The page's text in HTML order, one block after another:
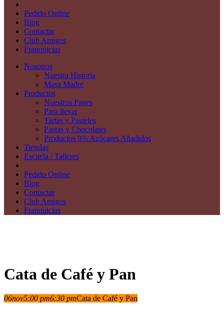
Pedido Online
Blog
Contactar
Club Amigos
Franquicias
Nosotros
Nuestra Historia
Masa Madre
Productos
Nuestros Panes
Para llevar
Tartas y Pasteles
Pastas y Chocolates
Productos 0% Azúcares Añadidos
Tiendas
Escuela / Talleres
Pedido Online
Blog
Contactar
Club Amigos
Franquicias
Cata de Café y Pan
06nov5:00 pm6:30 pmCata de Café y Pan